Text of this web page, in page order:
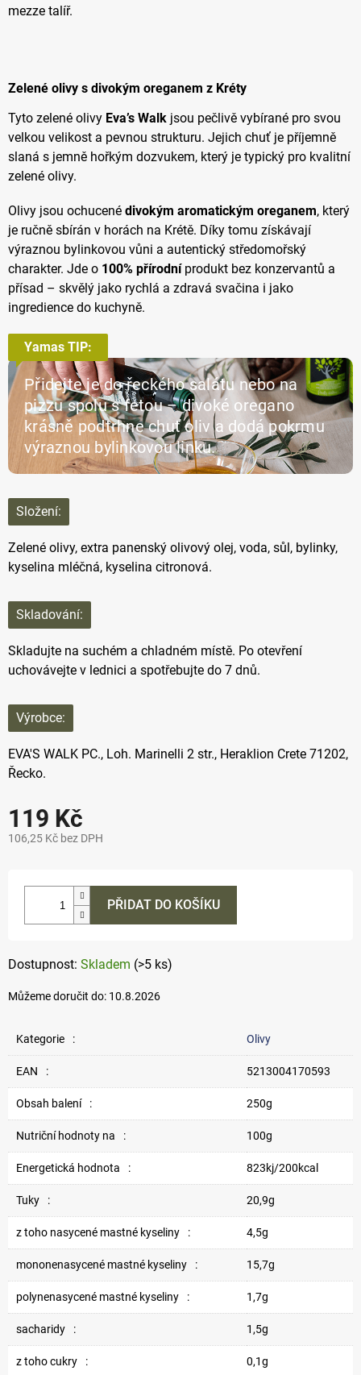
119 Kč
106,25 Kč bez DPH
Skladem (>5 ks)
Můžeme doručit do: 10.8.2026
mezze talíř.
Zelené olivy s divokým oreganem z Kréty
Tyto zelené olivy Eva’s Walk jsou pečlivě vybírané pro svou
velkou velikost a pevnou strukturu. Jejich chuť je příjemně
slaná s jemně hořkým dozvukem, který je typický pro kvalitní
zelené olivy.
Olivy jsou ochucené divokým aromatickým oreganem, který
je ručně sbírán v horách na Krétě. Díky tomu získávají
výraznou bylinkovou vůni a autentický středomořský
charakter. Jde o 100% přírodníprodukt bez konzervantů a
přísad – skvělý jako rychlá a zdravá svačina i jako
ingredience do kuchyně.
Yamas TIP:
Přidejte je do řeckého salátu nebo na
pizzu spolu s fetou – divoké oregano
krásně podtrhne chuť oliv a dodá pokrmu
výraznou bylinkovou linku.
Složení:
Zelené olivy, extra panenský olivový olej, voda, sůl, bylinky,
kyselina mléčná, kyselina citronová.
Skladování:
Skladujte na suchém a chladném místě. Po otevření
uchovávejte v lednici a spotřebujte do 7 dnů.
Výrobce:
EVA'S WALK PC., Loh. Marinelli 2 str., Heraklion Crete 71202,
Řecko.
PŘIDAT DO KOŠÍKU
Kategorie : Olivy
EAN : 5213004170593
Obsah balení : 250g
Nutriční hodnoty na : 100g
Energetická hodnota : 823kj/200kcal
Tuky : 20,9g
z toho nasycené mastné kyseliny : 4,5g
mononenasycené mastné kyseliny : 15,7g
polynenasycené mastné kyseliny : 1,7g
sacharidy : 1,5g
z toho cukry : 0,1g